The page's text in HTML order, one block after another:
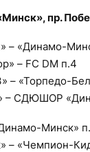
пр.
– «Динамо-
– FC DM п.4
– «Торпедо-
– СДЮШОР
Минск»
– «Чемпион-